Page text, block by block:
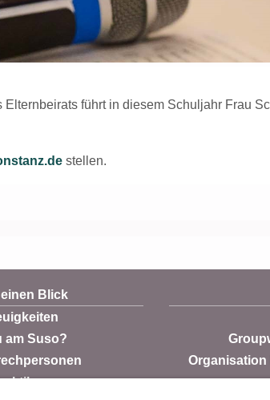
führt in diesem Schuljahr Frau
stellen.
Blick
am Suso?
Organisation